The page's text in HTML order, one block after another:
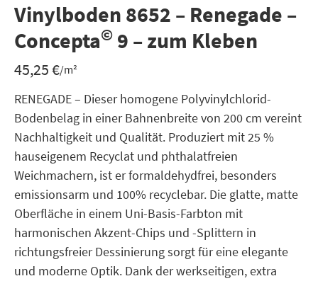
Vinylboden 8652 – Renegade –
Concepta© 9 – zum Kleben
45,25€/m²
RENEGADE – Dieser homogene Polyvinylchlorid-
Bodenbelag in einer Bahnenbreite von 200 cm vereint
Nachhaltigkeit und Qualität. Produziert mit 25 %
hauseigenem Recyclat und phthalatfreien
Weichmachern, ist er formaldehydfrei, besonders
emissionsarm und 100% recyclebar. Die glatte, matte
Oberfläche in einem Uni-Basis-Farbton mit
harmonischen Akzent-Chips und -Splittern in
richtungsfreier Dessinierung sorgt für eine elegante
und moderne Optik. Dank der werkseitigen, extra